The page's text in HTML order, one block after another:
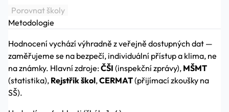
Porovnat školy
Metodologie
Hodnocení vychází výhradně z veřejně dostupných dat —
zaměřujeme se na bezpečí, individuální přístup a klima, ne
na známky. Hlavní zdroje:ČŠI (inspekční zprávy), MŠMT
(statistika), Rejstřík škol,CERMAT(přijímací zkoušky na
SŠ).